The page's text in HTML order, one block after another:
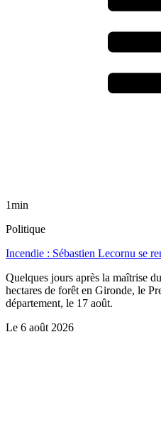
1min
Politique
Incendie : Sébastien Lecornu se
Quelques jours après la maîtrise
hectares de forêt en Gironde, le
département, le 17 août.
Le 6 août 2026